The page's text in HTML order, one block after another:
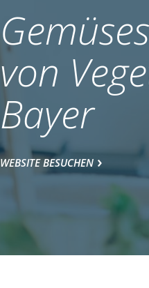
von
Bayer
WEBSITE BESUCHEN